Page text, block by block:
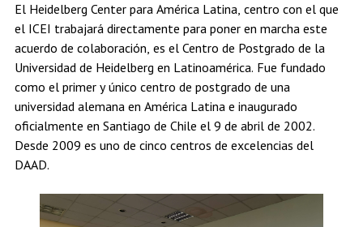
El Heidelberg Center para América Latina, centro con el que
el ICEI trabajará directamente para poner en marcha este
acuerdo de colaboración, es el Centro de Postgrado de la
Universidad de Heidelberg en Latinoamérica. Fue fundado
como el primer y único centro de postgrado de una
universidad alemana en América Latina e inaugurado
oficialmente en Santiago de Chile el 9 de abril de 2002.
Desde 2009 es uno de cinco centros de excelencias del
DAAD.